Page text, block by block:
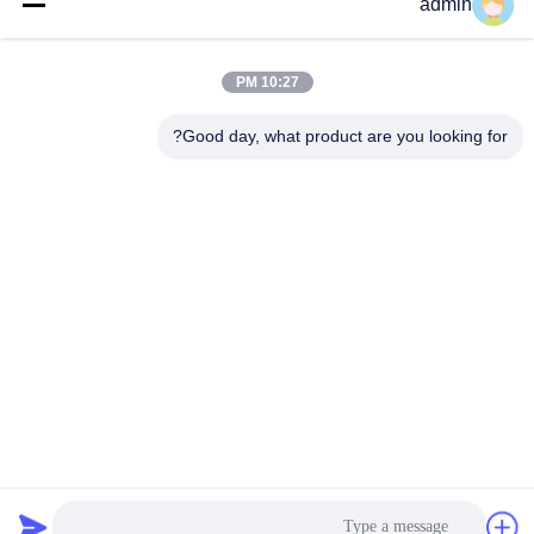
admin
10:27 PM
Good day, what product are you looking for?